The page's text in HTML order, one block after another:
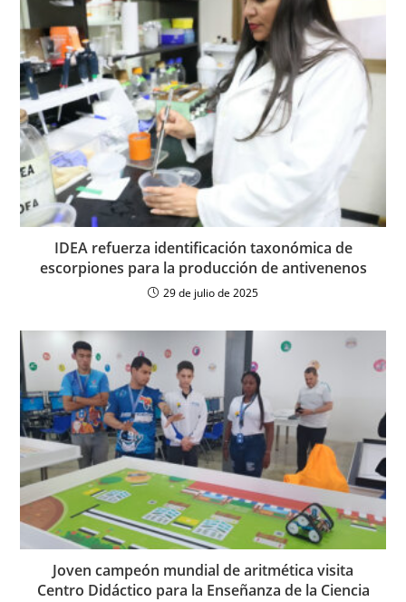
IDEA refuerza identificación taxonómica de
escorpiones para la producción de antivenenos
29 de julio de 2025
Joven campeón mundial de aritmética visita
Centro Didáctico para la Enseñanza de la Ciencia